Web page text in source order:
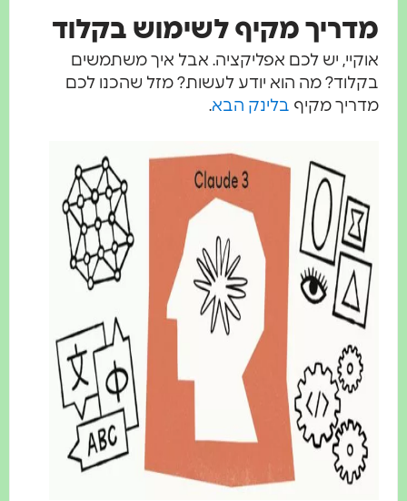
מדריך מקיף לשימוש בקלוד
אוקיי, יש לכם אפליקציה. אבל איך משתמשים
בקלוד? מה הוא יודע לעשות? מזל שהכנו לכם
מדריך מקיףבלינק הבא.